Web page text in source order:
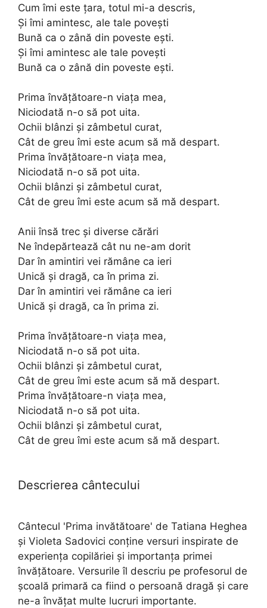
Cum îmi este țara, totul mi-a descris,
Și îmi amintesc, ale tale povești
Bună ca o zână din poveste ești.
Și îmi amintesc ale tale povești
Bună ca o zână din poveste ești.
Prima învățătoare-n viața mea,
Niciodată n-o să pot uita.
Ochii blânzi și zâmbetul curat,
Cât de greu îmi este acum să mă despart.
Prima învățătoare-n viața mea,
Niciodată n-o să pot uita.
Ochii blânzi și zâmbetul curat,
Cât de greu îmi este acum să mă despart.
Anii însă trec și diverse cărări
Ne îndepărtează cât nu ne-am dorit
Dar în amintiri vei rămâne ca ieri
Unică și dragă, ca în prima zi.
Dar în amintiri vei rămâne ca ieri
Unică și dragă, ca în prima zi.
Prima învățătoare-n viața mea,
Niciodată n-o să pot uita.
Ochii blânzi și zâmbetul curat,
Cât de greu îmi este acum să mă despart.
Prima învățătoare-n viața mea,
Niciodată n-o să pot uita.
Ochii blânzi și zâmbetul curat,
Cât de greu îmi este acum să mă despart.
Descrierea cântecului
Cântecul 'Prima invătătoare' de Tatiana Heghea
și Violeta Sadovici conține versuri inspirate de
experiența copilăriei și importanța primei
învățătoare. Versurile îl descriu pe profesorul de
școală primară ca fiind o persoană dragă și care
ne-a învățat multe lucruri importante.